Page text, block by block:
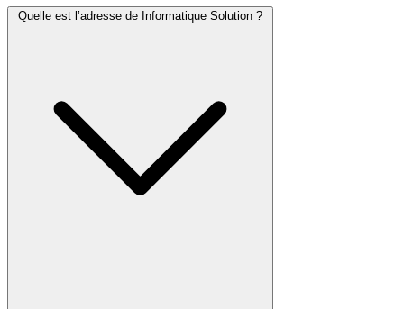
Quelle est l’adresse de Informatique Solution ?